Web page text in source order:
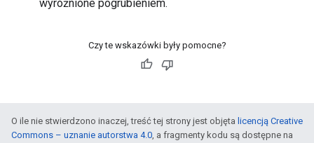
wyróżnione pogrubieniem.
Czy te wskazówki były pomocne?
O ile nie stwierdzono inaczej, treść tej strony jest objęta licencją Creative
Commons – uznanie autorstwa 4.0, a fragmenty kodu są dostępne na